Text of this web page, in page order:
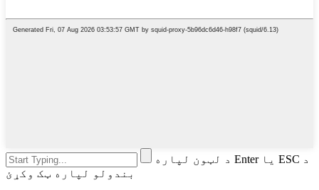
د لټون لپاره Enter یا ESC د
بندولو لپاره ټک وکړئ